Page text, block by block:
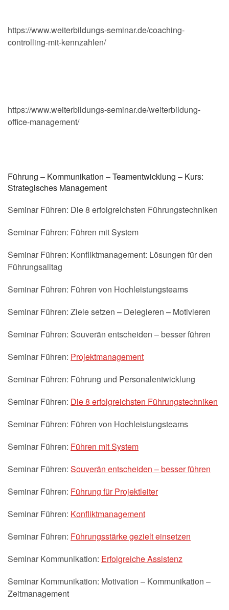
https://www.weiterbildungs-seminar.de/coaching-
controlling-mit-kennzahlen/
https://www.weiterbildungs-seminar.de/weiterbildung-
office-management/
Führung – Kommunikation – Teamentwicklung – Kurs:
Strategisches Management
Seminar Führen: Die 8 erfolgreichsten Führungstechniken
Seminar Führen: Führen mit System
Seminar Führen: Konfliktmanagement: Lösungen für den
Führungsalltag
Seminar Führen: Führen von Hochleistungsteams
Seminar Führen: Ziele setzen – Delegieren – Motivieren
Seminar Führen: Souverän entscheiden – besser führen
Seminar Führen: Projektmanagement
Seminar Führen: Führung und Personalentwicklung
Seminar Führen: Die 8 erfolgreichsten Führungstechniken
Seminar Führen: Führen von Hochleistungsteams
Seminar Führen: Führen mit System
Seminar Führen: Souverän entscheiden – besser führen
Seminar Führen: Führung für Projektleiter
Seminar Führen: Konfliktmanagement
Seminar Führen: Führungsstärke gezielt einsetzen
Seminar Kommunikation: Erfolgreiche Assistenz
Seminar Kommunikation: Motivation – Kommunikation –
Zeitmanagement